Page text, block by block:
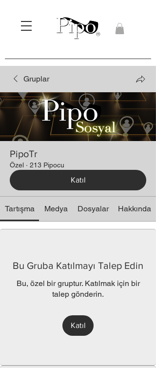
Gruplar
PipoTr
Özel · 213 Pipocu
Katıl
Tartışma Medya Dosyalar Hakkında
Bu Gruba Katılmayı Talep Edin
Bu, özel bir gruptur. Katılmak için bir
talep gönderin.
Katıl